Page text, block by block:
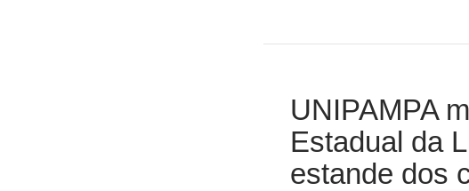
UNIPAMPA
Estadual da
estande dos